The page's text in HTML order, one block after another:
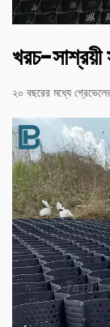
খরচ-সাশ্রয়ী
২০ বছরের মধ্যে